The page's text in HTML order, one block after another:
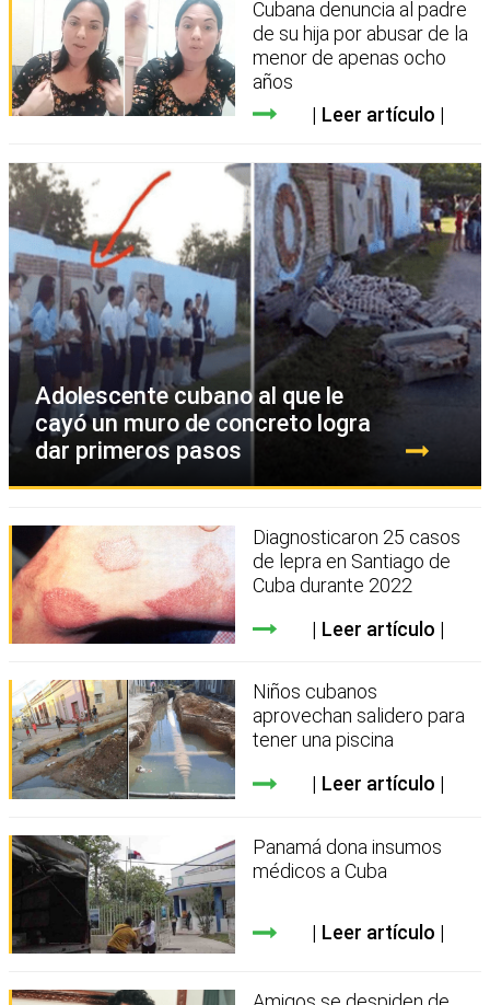
Cubana denuncia al padre
de su hija por abusar de la
menor de apenas ocho
años
Leer artículo
Adolescente cubano al que le
cayó un muro de concreto logra
dar primeros pasos
Diagnosticaron 25 casos
de lepra en Santiago de
Cuba durante 2022
Leer artículo
Niños cubanos
aprovechan salidero para
tener una piscina
Leer artículo
Panamá dona insumos
médicos a Cuba
Leer artículo